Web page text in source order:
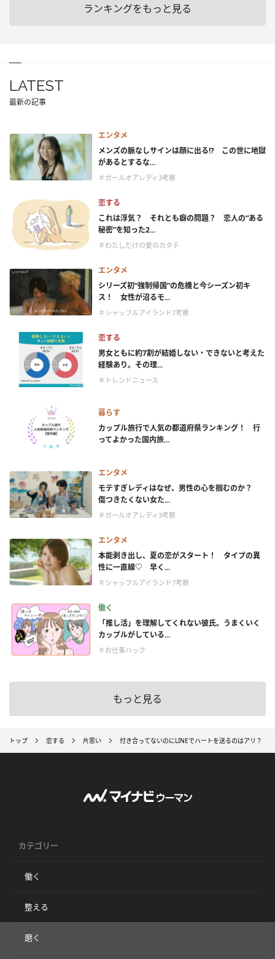
ランキングをもっと見る
LATEST
最新の記事
エンタメ
メンズの脈なしサインは顔に出る!? この世に地獄
があるとするな...
＃ガールオアレディ3考察
恋する
これは浮気？ それとも癖の問題？ 恋人の“ある
秘密”を知った2...
＃わたしだけの愛のカタチ
エンタメ
シリーズ初“強制帰国”の危機と今シーズン初キ
ス！ 女性が沼るモ...
＃シャッフルアイランド7考察
恋する
男女ともに約7割が結婚しない・できないと考えた
経験あり。その理...
＃トレンドニュース
暮らす
カップル旅行で人気の都道府県ランキング！ 行
ってよかった国内旅...
エンタメ
モテすぎレディはなぜ、男性の心を掴むのか？
傷つきたくない女た...
＃ガールオアレディ3考察
エンタメ
本能剥き出し、夏の恋がスタート！ タイプの異
性に一直線♡ 早く...
＃シャッフルアイランド7考察
働く
「推し活」を理解してくれない彼氏。うまくいく
カップルがしている...
＃お仕事ハック
もっと見る
トップ 恋する 片思い 付き合ってないのにLINEでハートを送るのはアリ？
カテゴリー
働く
整える
磨く